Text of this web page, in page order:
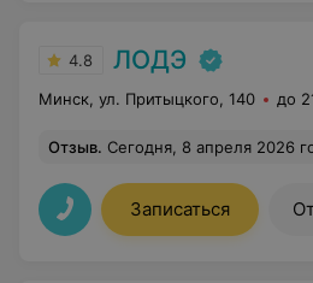
4.8 ЛОДЭ
Минск, ул. Притыцкого, 140 до
Отзыв. Сегодня, 8 апреля 2026 года, я была на приёме у врача-кардиолога Клезович Ольги Александровны. Это не первый мой визит и, конечно, не последний: у этого доктора я буду наблюдаться постоянно. Ольга Александровна—это не только высочайший
Записаться